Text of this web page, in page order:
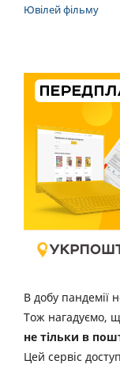
Ювілей фільму
В добу пандемії
Тож нагадуємо,
не тільки в
Цей сервіс